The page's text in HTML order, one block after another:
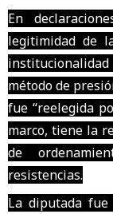
En
legitimidad de
método de
fue “reelegida
marco, tiene la
de
resistencias.
La diputada